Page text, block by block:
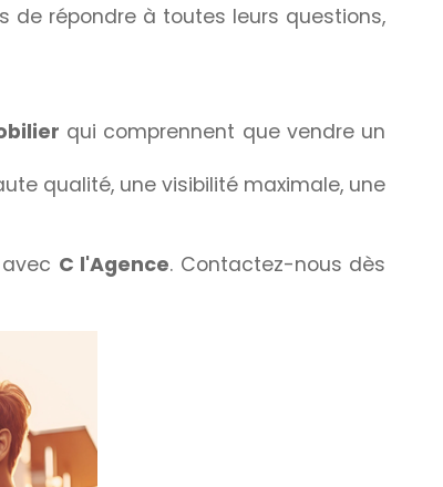
de répondre à toutes leurs questions,
qui comprennent que vendre un
qualité, une visibilité maximale, une
C l'Agence. Contactez-nous dès